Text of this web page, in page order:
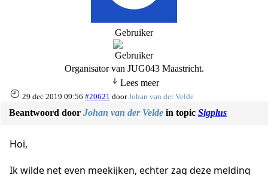
Gebruiker
Organisator van JUG043 Maastricht.
Lees meer
29 dec 2019 09:56 #20621 doorJohan van der Velde
Beantwoord door Johan van der Velde in topic Sigplus
Hoi,
Ik wilde net even meekijken, echter zag deze melding